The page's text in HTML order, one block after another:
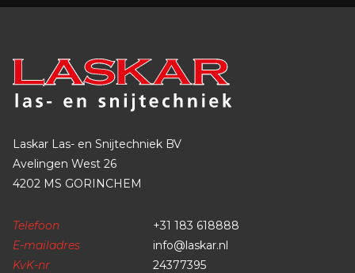
Laskar Las- en Snijtechniek BV
Avelingen West 26
4202 MS GORINCHEM
Telefoon
+31 183 618888
E-mailadres
info@laskar.nl
KvK-nr
24377395